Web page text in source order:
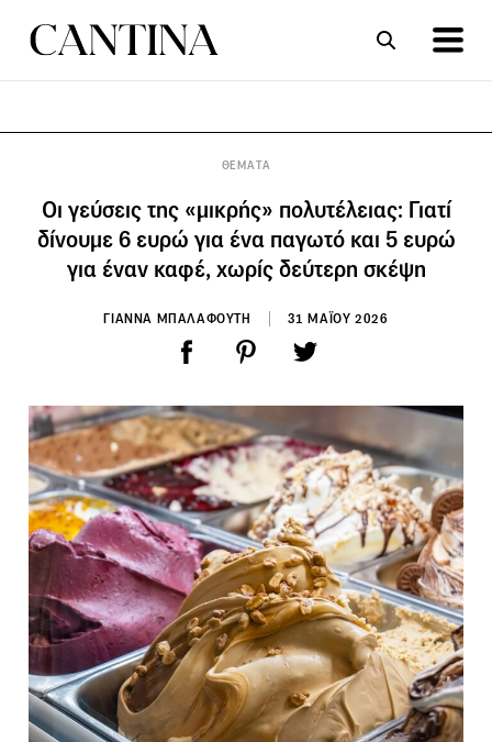
ΘΕΜΑΤΑ
Οι γεύσεις της «μικρής» πολυτέλειας: Γιατί
δίνουμε 6 ευρώ για ένα παγωτό και 5 ευρώ
για έναν καφέ, χωρίς δεύτερη σκέψη
ΓΙΑΝΝΑ ΜΠΑΛΑΦΟΥΤΗ 31 ΜΑΪΟΥ 2026